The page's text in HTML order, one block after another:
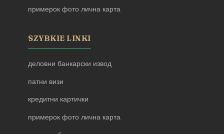
примерок фото лична карта
SZYBKIE LINKI
деловни банкарски извод
патни визи
кредитни картички
примерок фото лична карта